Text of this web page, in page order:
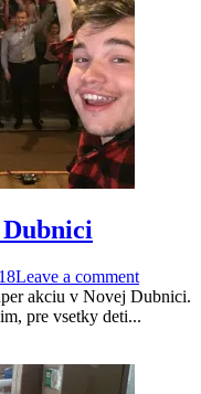
Leave a comment
akciu v Novej Dubnici.
pre vsetky deti...